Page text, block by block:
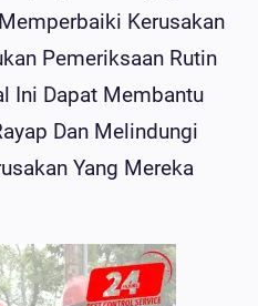
Kerusakan
Pemeriksaan Rutin
Ini Dapat Membantu
Dan Melindungi
Yang Mereka